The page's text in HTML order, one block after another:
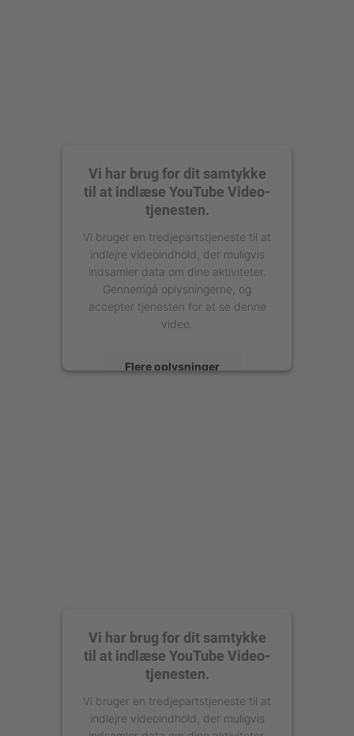
Vi har brug for dit samtykke
til at indlæse YouTube Video-
tjenesten.
Vi bruger en tredjepartstjeneste til at
indlejre videoindhold, der muligvis
indsamler data om dine aktiviteter.
Gennemgå oplysningerne, og
accepter tjenesten for at se denne
video.
Flere oplysninger
Vi har brug for dit samtykke
til at indlæse YouTube Video-
tjenesten.
Vi bruger en tredjepartstjeneste til at
indlejre videoindhold, der muligvis